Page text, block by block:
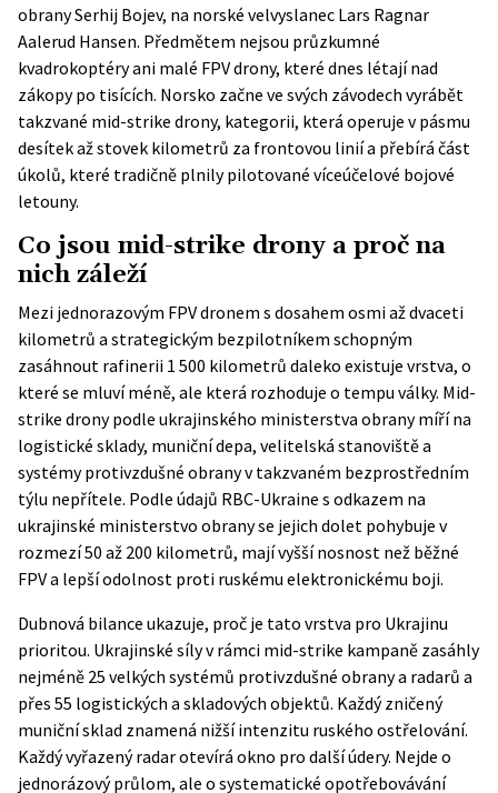
obrany Serhij Bojev, na norské velvyslanec Lars Ragnar
Aalerud Hansen. Předmětem nejsou průzkumné
kvadrokoptéry ani malé FPV drony, které dnes létají nad
zákopy po tisících. Norsko začne ve svých závodech vyrábět
takzvané mid-strike drony, kategorii, která operuje v pásmu
desítek až stovek kilometrů za frontovou linií a přebírá část
úkolů, které tradičně plnily pilotované víceúčelové bojové
letouny.
Co jsou mid-strike drony a proč na
nich záleží
Mezi jednorazovým FPV dronem s dosahem osmi až dvaceti
kilometrů a strategickým bezpilotníkem schopným
zasáhnout rafinerii 1 500 kilometrů daleko existuje vrstva, o
které se mluví méně, ale která rozhoduje o tempu války. Mid-
strike drony podle ukrajinského ministerstva obranymíří na
logistické sklady, muniční depa, velitelská stanoviště a
systémy protivzdušné obrany v takzvaném bezprostředním
týlu nepřítele. Podle údajů RBC-Ukraine s odkazem na
ukrajinské ministerstvo obrany se jejich dolet pohybuje v
rozmezí 50 až 200 kilometrů, mají vyšší nosnost než běžné
FPV a lepší odolnost proti ruskému elektronickému boji.
Dubnová bilance ukazuje, proč je tato vrstva pro Ukrajinu
prioritou. Ukrajinské síly v rámci mid-strike kampaně zasáhly
nejméně 25 velkých systémů protivzdušné obrany a radarů a
přes 55 logistických a skladových objektů. Každý zničený
muniční sklad znamená nižší intenzitu ruského ostřelování.
Každý vyřazený radar otevírá okno pro další údery. Nejde o
jednorázový průlom, ale o systematické opotřebovávání